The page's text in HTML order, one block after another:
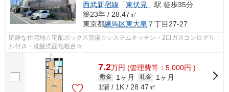
西武新宿線 「東伏見 」駅 徒歩35分
築23年 / 28.47㎡
東京都練馬区東大泉 ７丁目27-27
閑静な住宅地☆宅配ボックス完備☆システムキッチン・2口ガスコンログリ
ル付き・洗髪洗面化粧台☆
7.2万円 (管理費等：5,000円 )
敷金 1ヶ月 礼金
1ヶ月
1階 / 1K / 28.47㎡